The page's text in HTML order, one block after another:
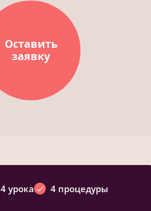
Оставить
заявку
4 урока
4 процедуры